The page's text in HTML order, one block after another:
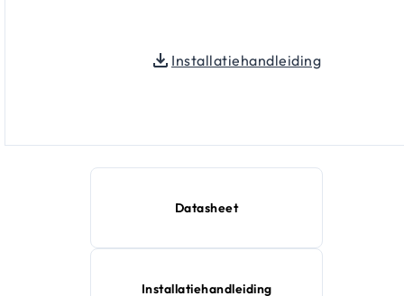
Installatiehandleiding
Datasheet
Installatiehandleiding